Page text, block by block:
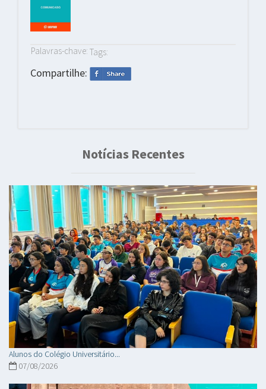
Palavras-chave: Tags:
Compartilhe:
Notícias Recentes
Alunos do Colégio Universitário...
07/08/2026